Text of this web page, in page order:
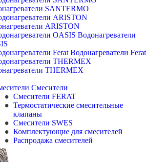
SANTERMO
ARISTON
Водонагреватели
Водонагреватели Ferat
THERMEX
Смесители
Смесители FERAT
Термостатические смесительные
клапаны
Смесители SWES
Комплектующие для смесителей
Распродажа смесителей